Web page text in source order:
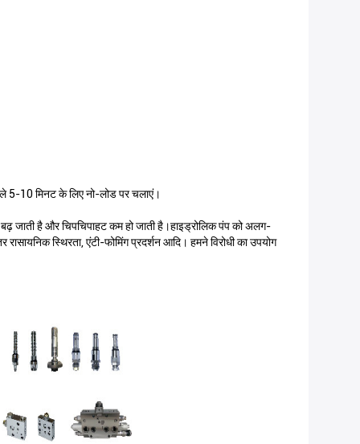
5-10 मिनट के लिए नो-लोड पर चलाएं।
जाती है और चिपचिपाहट कम हो जाती है।हाइड्रोलिक पंप को अलग-
स्थिरता, एंटी-फोमिंग प्रदर्शन आदि। हमने विरोधी का उपयोग